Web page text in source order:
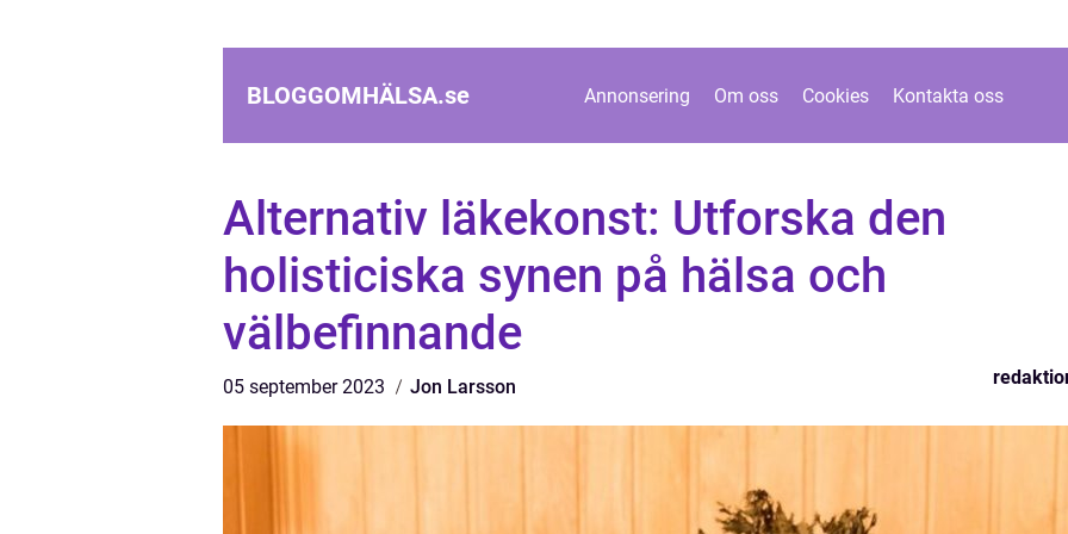
BLOGGOMHÄLSA.se Annonsering Om oss Cookies Kontakta oss
Alternativ läkekonst: Utforska den
holisticiska synen på hälsa och
välbefinnande
05 september 2023 Jon Larsson